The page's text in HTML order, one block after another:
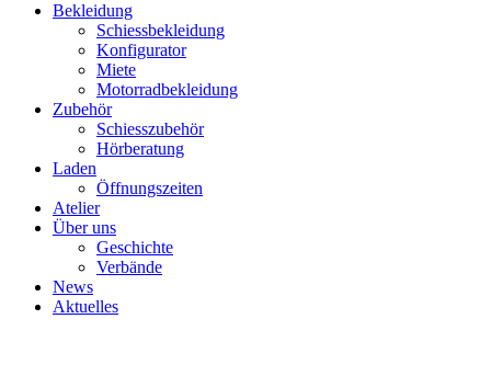
Bekleidung
Schiessbekleidung
Konfigurator
Miete
Motorradbekleidung
Zubehör
Schiesszubehör
Hörberatung
Laden
Öffnungszeiten
Atelier
Über uns
Geschichte
Verbände
News
Aktuelles